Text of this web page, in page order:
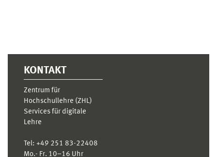
KONTAKT
Zentrum für
Hochschullehre (ZHL)
Services für digitale
Lehre
Tel: +49 251 83-22408
Mo.- Fr. 10–16 Uhr